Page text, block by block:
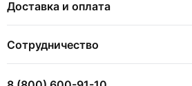
Доставка и оплата
Сотрудничество